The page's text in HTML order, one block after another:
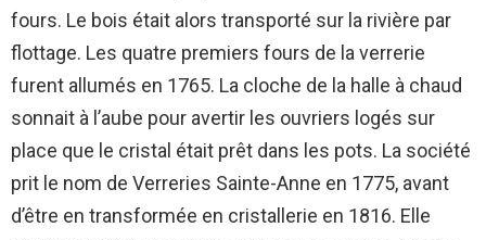
fours. Le bois était alors transporté sur la rivière par
flottage. Les quatre premiers fours de la verrerie
furent allumés en 1765. La cloche de la halle à chaud
sonnait à l’aube pour avertir les ouvriers logés sur
place que le cristal était prêt dans les pots. La société
prit le nom de Verreries Sainte-Anne en 1775, avant
d’être en transformée en cristallerie en 1816. Elle